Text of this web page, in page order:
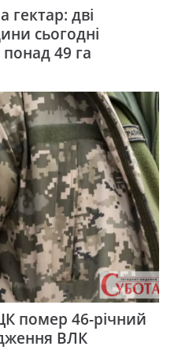
гектар: дві
сьогодні
49 га
помер 46-річний
ВЛК